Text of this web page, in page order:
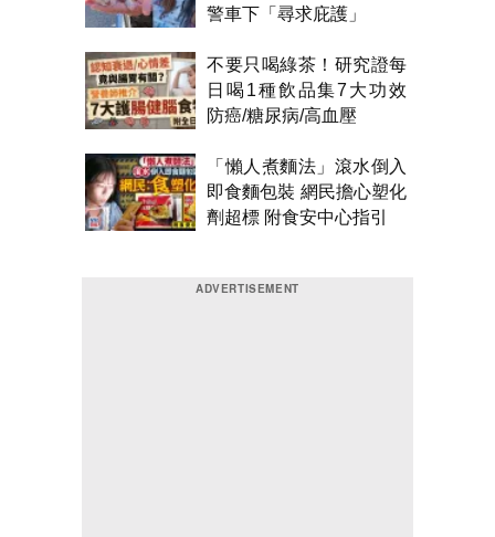
警車下「尋求庇護」
不要只喝綠茶！研究證每
日喝1種飲品集7大功效
防癌/糖尿病/高血壓
「懶人煮麵法」滾水倒入
即食麵包裝 網民擔心塑化
劑超標 附食安中心指引